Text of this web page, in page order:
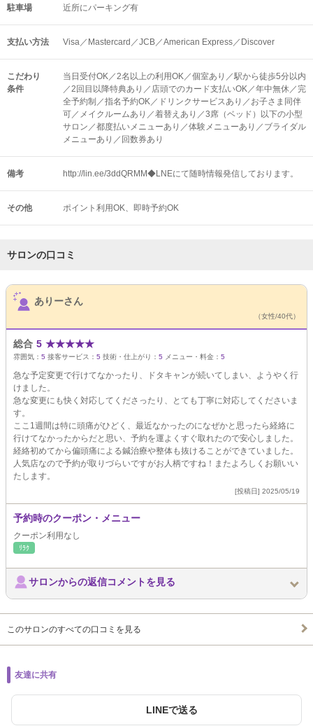
駐車場 近所にパーキング有
支払い方法 Visa／Mastercard／JCB／American Express／Discover
こだわり
条件
当日受付OK／2名以上の利用OK／個室あり／駅から徒歩5分以内
／2回目以降特典あり／店頭でのカード支払いOK／年中無休／完
全予約制／指名予約OK／ドリンクサービスあり／お子さま同伴
可／メイクルームあり／着替えあり／3席（ベッド）以下の小型
サロン／都度払いメニューあり／体験メニューあり／ブライダル
メニューあり／回数券あり
備考 http://lin.ee/3ddQRMM◆LNEにて随時情報発信しております。
その他 ポイント利用OK 即時予約OK
サロンの口コミ
サロンPick Up
ありーさん
（女性/40代）
総合 5 ★★★★★
雰囲気： 5 接客サービス： 5 技術・仕上がり： 5 メニュー・料金： 5
急な予定変更で行けてなかったり、ドタキャンが続いてしまい、ようやく行
けました。
急な変更にも快く対応してくださったり、とても丁寧に対応してくださいま
す。
ここ1週間は特に頭痛がひどく、最近なかったのになぜかと思ったら経絡に
行けてなかったからだと思い、予約を運よくすぐ取れたので安心しました。
経絡初めてから偏頭痛による鍼治療や整体も抜けることができていました。
人気店なので予約が取りづらいですがお人柄ですね！またよろしくお願いい
たします。
[投稿日] 2025/05/19
予約時のクーポン・メニュー
クーポン利用なし
ﾘﾗｸ
サロンからの返信コメントを見る
このサロンのすべての口コミを見る
友達に共有
LINEで送る